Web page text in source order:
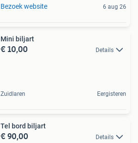
Bezoek website 6 aug 26
Mini biljart
€ 10,00 Details
Zuidlaren Eergisteren
Tel bord biljart
€ 90,00 Details